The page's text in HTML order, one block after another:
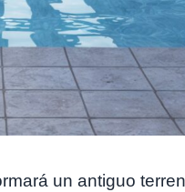
un antiguo